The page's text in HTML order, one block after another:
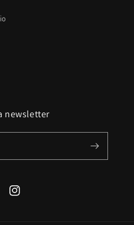
newsletter
Instagram